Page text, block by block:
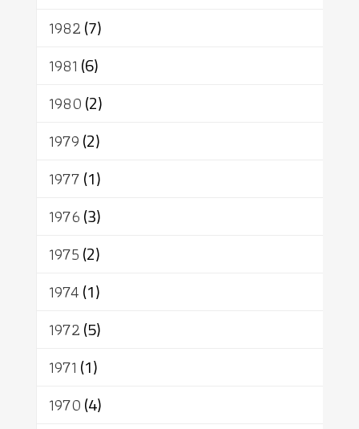
1982(7)
1981 (6)
1980(2)
1979(2)
1977(1)
1976(3)
1975(2)
1974(1)
1972(5)
1971 (1)
1970(4)